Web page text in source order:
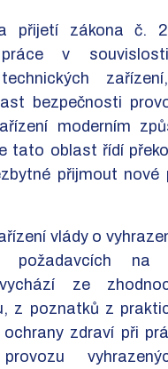
přijetí zákona č.
práce v
technických
bezpečnosti
moderním
tato oblast řídí
přijmout nové
vlády o
požadavcích na
ze
z poznatků z
zdraví při